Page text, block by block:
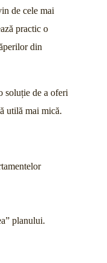
de cele mai
practic o
din
soluție de a oferi
utilă mai mică.
planului.